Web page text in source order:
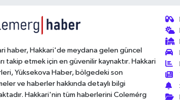
haber, Hakkari'de meydana gelen güncel
takip etmek için en güvenilir kaynaktır. Hakkari
Yüksekova Haber, bölgedeki son
ve haberler hakkında detaylı bilgi
Hakkari'nin tüm haberlerini Colemérg